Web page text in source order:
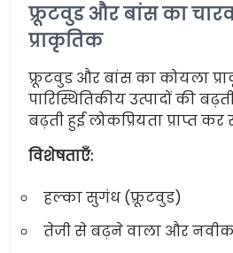
फ्रूटवुड और बांस का
प्राकृतिक
फ्रूटवुड और बांस का कोयला
पारिस्थितिकीय उत्पादों की
बढ़ती हुई लोकप्रियता प्राप्त कर
विशेषताएँ:
हल्का सुगंध (फ्रूटवुड)
तेजी से बढ़ने वाला और